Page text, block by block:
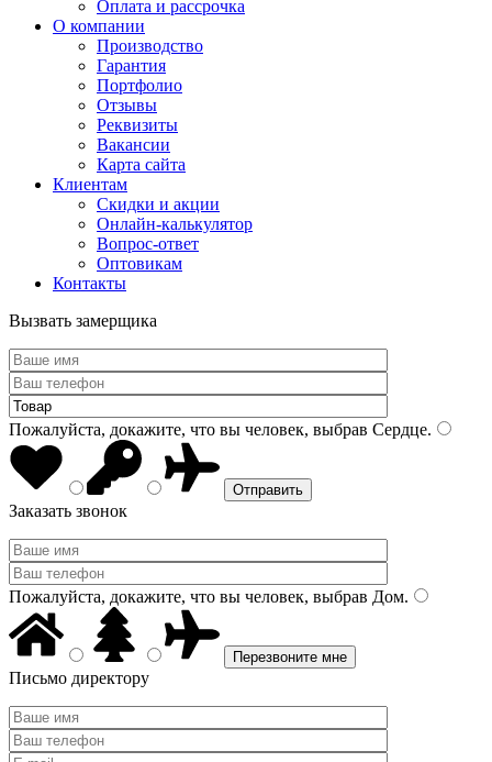
Оплата и рассрочка
О компании
Производство
Гарантия
Портфолио
Отзывы
Реквизиты
Вакансии
Карта сайта
Клиентам
Скидки и акции
Онлайн-калькулятор
Вопрос-ответ
Оптовикам
Контакты
Вызвать замерщика
Пожалуйста, докажите, что вы человек, выбрав Сердце.
Заказать звонок
Пожалуйста, докажите, что вы человек, выбрав Дом.
Письмо директору